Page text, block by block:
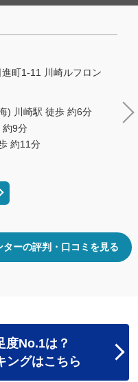
町1-11 川崎ルフロン
) 川崎駅 徒歩 約6分
約9分
約11分
ーの評判・口コミを見る
度No.1は？
ングはこちら